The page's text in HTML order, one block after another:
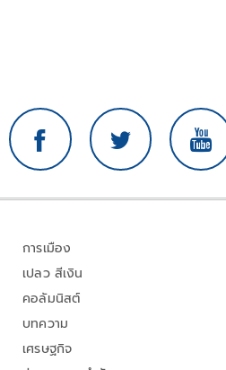
การเมือง
เปลว สีเงิน
คอลัมนิสต์
บทความ
เศรษฐกิจ